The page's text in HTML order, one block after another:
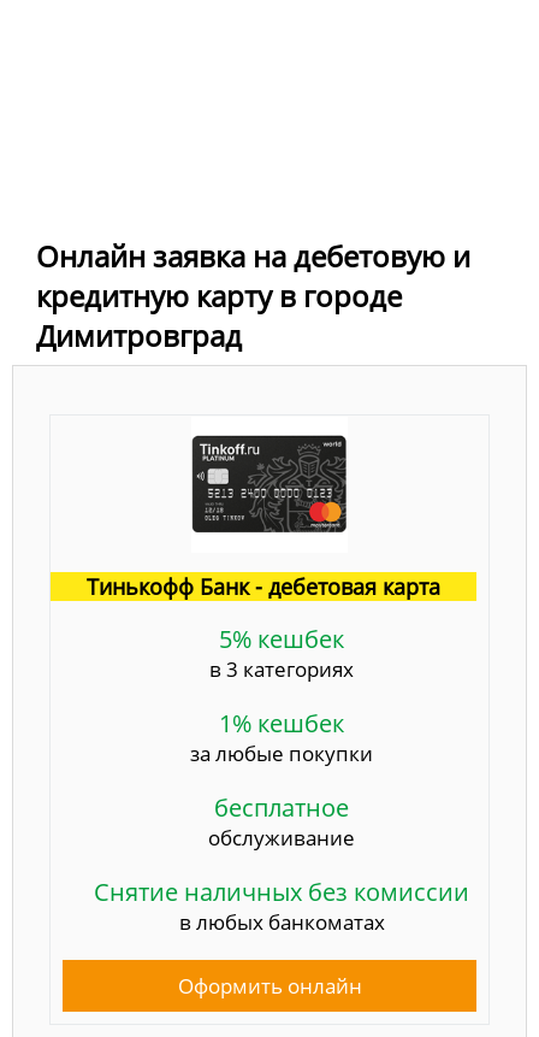
Онлайн заявка на дебетовую и
кредитную карту в городе
Димитровград
Тинькофф Банк - дебетовая карта
5% кешбек
в 3 категориях
1% кешбек
за любые покупки
бесплатное
обслуживание
Снятие наличных без комиссии
в любых банкоматах
Оформить онлайн